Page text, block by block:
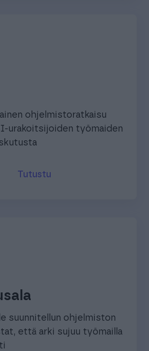
ohjelmistoratkaisu
urakoitsijoiden työmaiden
Tutustu
suunnitellun ohjelmiston
että arki sujuu työmailla